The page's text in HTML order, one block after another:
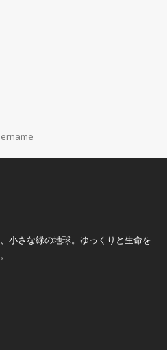
小さな緑の地球。ゆっくりと生命を